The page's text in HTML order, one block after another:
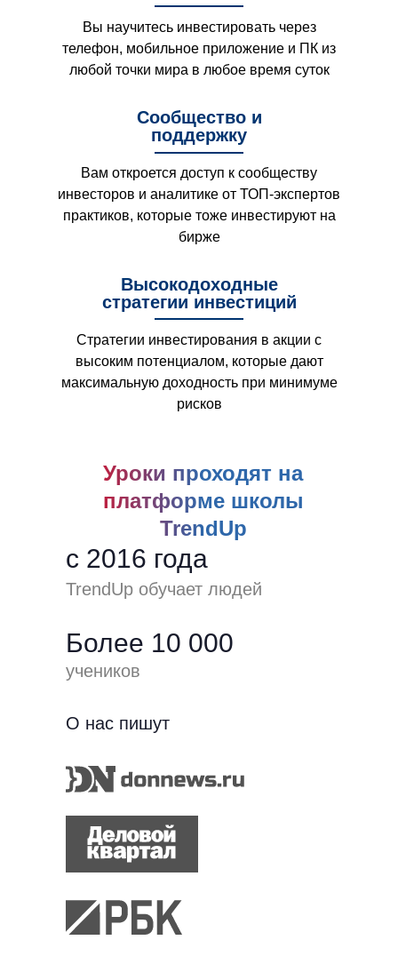
Вы научитесь инвестировать через
телефон, мобильное приложение и ПК из
любой точки мира в любое время суток
Сообщество и
поддержку
Вам откроется доступ к сообществу
инвесторов и аналитике от ТОП-экспертов
практиков, которые тоже инвестируют на
бирже
Высокодоходные
стратегии инвестиций
Стратегии инвестирования в акции с
высоким потенциалом, которые дают
максимальную доходность при минимуме
рисков
с 2016 года
Более 10 000
О нас пишут
учеников
TrendUp обучает людей
Уроки проходят на
платформе школы
TrendUp